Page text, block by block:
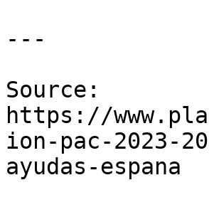
---
Source:
https://
ion-pac-2023-